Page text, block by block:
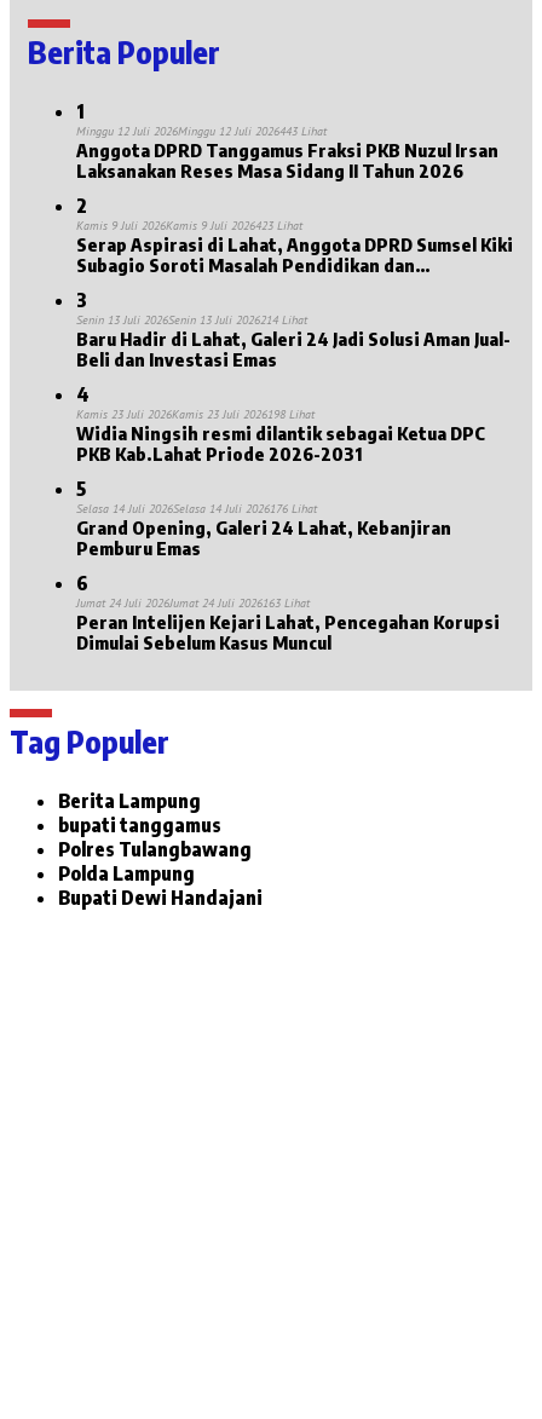
Berita Populer
1
Minggu 12 Juli 2026Minggu 12 Juli 2026443 Lihat
Anggota DPRD Tanggamus Fraksi PKB Nuzul Irsan
Laksanakan Reses Masa Sidang II Tahun 2026
2
Kamis 9 Juli 2026Kamis 9 Juli 2026423 Lihat
Serap Aspirasi di Lahat, Anggota DPRD Sumsel Kiki
Subagio Soroti Masalah Pendidikan dan
3
Senin 13 Juli 2026Senin 13 Juli 2026214 Lihat
Baru Hadir di Lahat, Galeri 24 Jadi Solusi Aman Jual-
Beli dan Investasi Emas
4
Kamis 23 Juli 2026Kamis 23 Juli 2026198 Lihat
Widia Ningsih resmi dilantik sebagai Ketua DPC
PKB Kab.Lahat Priode 2026-2031
5
Selasa 14 Juli 2026Selasa 14 Juli 2026176 Lihat
Grand Opening, Galeri 24 Lahat, Kebanjiran
Pemburu Emas
6
Jumat 24 Juli 2026Jumat 24 Juli 2026163 Lihat
Peran Intelijen Kejari Lahat, Pencegahan Korupsi
Dimulai Sebelum Kasus Muncul
Tag Populer
Berita Lampung
bupati tanggamus
Polres Tulangbawang
Polda Lampung
Bupati Dewi Handajani